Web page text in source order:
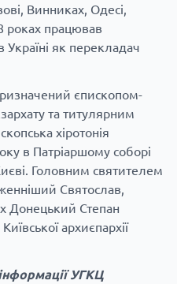
Винниках, Одесі,
роках працював
Україні як перекладач
єпископом-
та титулярним
хіротонія
в Патріаршому соборі
Головним святителем
Святослав,
Донецький Степан
архиєпархії
УГКЦ